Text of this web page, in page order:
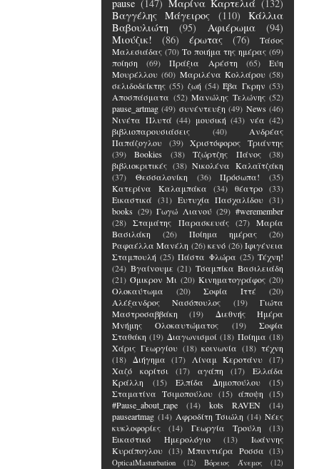
pause (147) Μαρίνα Καρτελιά (132)
Βαγγέλης Μάγειρος
(110)
Κάλλια
Βαβουλιώτη
(95) Αφιέρωμα
(94)
Μιούζικ!
(86) έρωτας (76)
Τάσος
Μαλεσιάδας (70) Το ποιήμα της ημέρας (69)
ποίηση
(69) Πράξια Αρέστη (65)
Εύη
Μουρέλλου (60) Μαριλένα Κολλάρου (58)
σελιδοδείκτης (55) ζωή (54) Έβα Γκρην (53)
Αποσπάσματα (52) Μανώλης Τελώνης (52)
pause_artmag (49) συνέντευξη (49) News (46)
Νινέτα Πλυτά (44) μουσική (43) νέα (42)
βιβλιοπαρουσιάσεις
(40)
Ανδρέας
Παπάζογλου
(39)
Χριστόφορος Τριάντης
(39)
Bookies (38) Τζώρτζης Πάνος
(38)
βιβλιοκριτικές (38) Νικολένα Καλαϊτζάκη
(37)
Θεσσαλονίκη (36) Πρόσωπα!
(35)
Κατερίνα Καλαμπάκα
(34) θέατρο (33)
Εικαστικά (31) Ευτυχία Πασχαλίδου (31)
books (29) Γωγώ Λιανού (29) #weremember
(28) Σταμάτης Παρασκευάς (27) Μαρία
Βασιλάκη
(26) Ποίημα ημέρας
(26)
Ραφαέλλα Μανέλη (26) κενό (26) Ιφιγένεια
Σταμπουλή (25) Πάστα Φλώρα (25) Τέχνη!
(24) Βγαίνουμε (21) Τσαμπίκα Βασιλειάδη
(21) Όμικρον Μι (20) Κινηματογράφος (20)
Ολοκαύτωμα
(20) Σοφία Ιττέ
(20)
Αλέξανδρος Νασόπουλος
(19)
Γιώτα
Μαστροσαββάκη
(19)
Διεθνής Ημέρα
Μνήμης Ολοκαυτώματος
(19)
Σοφία
Σταθάκη (19) Διαγωνισμοί (18) Ποίημα (18)
Χάρις Γεωργίου (18) κοινωνία (18) τέχνη
(18)
Διήγημα (17) Λίναμ Κεροτάνυ (17)
Χαζό κορίτσι
(17) αγάπη (17)
Ελλάδα
Κράλλη
(15) Ελπίδα Δημοπούλου
(15)
Σταματίνα Τσιμοπούλου (15) άποψη (15)
#Pause_about_rape
(14) kots RAVEN
(14)
pauseartmag (14) Αφροδίτη Τσιώλη (14) Νέες
κυκλοφορίες
(14) Γεωργία Τρούλη
(13)
Εικαστικό Ημερολόγιο
(13)
Ιωάννης
Κυράπογλου (13) Μπαντιέρα Ροσσα (13)
OpticalMasturbation (12) Βόρειος Άνεμος
(12)